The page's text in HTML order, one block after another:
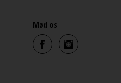
Mød os